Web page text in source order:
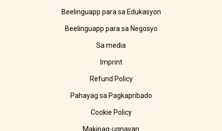
Beelinguapp para sa Edukasyon
Beelinguapp para sa Negosyo
Sa media
Imprint
Refund Policy
Pahayag sa Pagkapribado
Cookie Policy
Makipag-ugnayan